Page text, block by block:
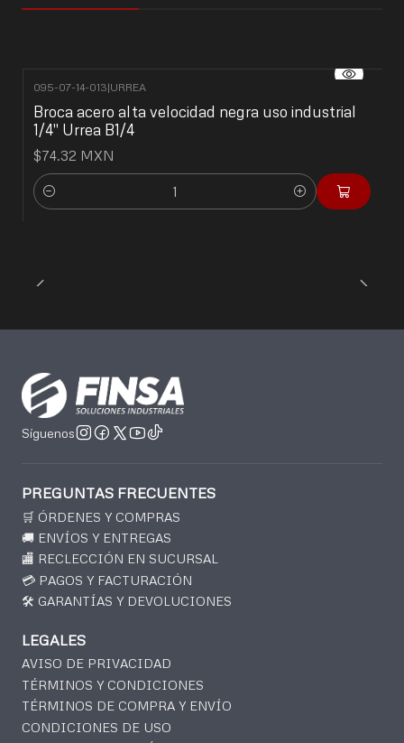
095-07-14-013|URREA
Broca acero alta velocidad negra uso industrial
1/4" Urrea B1/4
$74.32 MXN
Cantidad
Síguenos
PREGUNTAS FRECUENTES
🛒 ÓRDENES Y COMPRAS
🚚 ENVÍOS Y ENTREGAS
🏬 RECLECCIÓN EN SUCURSAL
💳 PAGOS Y FACTURACIÓN
🛠️ GARANTÍAS Y DEVOLUCIONES
LEGALES
AVISO DE PRIVACIDAD
TÉRMINOS Y CONDICIONES
TÉRMINOS DE COMPRA Y ENVÍO
CONDICIONES DE USO